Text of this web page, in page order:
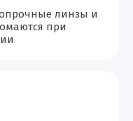
линзы и
при